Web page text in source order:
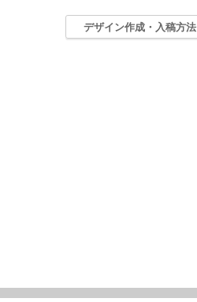
デザイン作成・入稿方法